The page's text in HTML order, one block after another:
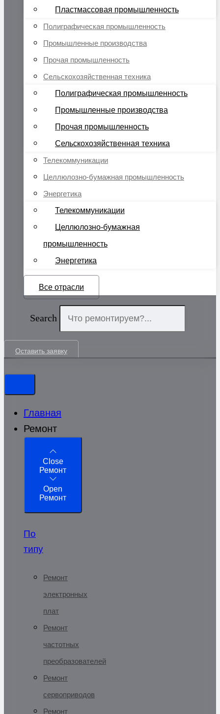
Пластмассовая промышленность
Полиграфическая промышленность
Промышленные производства
Прочая промышленность
Сельскохозяйственная техника
Полиграфическая промышленность
Промышленные производства
Прочая промышленность
Сельскохозяйственная техника
Телекоммуникации
Целлюлозно-бумажная промышленность
Энергетика
Телекоммуникации
Целлюлозно-бумажная
промышленность
Энергетика
Все отрасли
Search
Оставить заявку
Главная
Ремонт
Close
Ремонт
Open
Ремонт
По
типу
Ремонт
электронных
плат
Ремонт
частотных
преобразователей
Ремонт
сервоприводов
Ремонт